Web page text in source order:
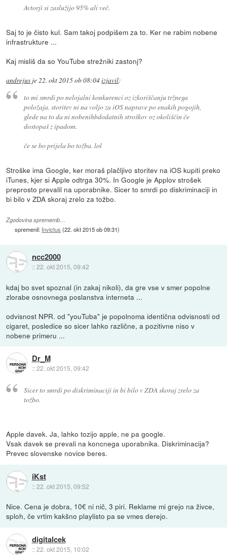
Avtorji si zaslužijo 95% ali več.
Saj to je čisto kul. Sam takoj podpišem za to. Ker ne rabim nobene
infrastrukture ...
Kaj misliš da so YouTube strežniki zastonj?
andrejus je22. okt 2015 ob 08:04izjavil:
to mi smrdi po nelojalni konkurenci oz izkoriščanju tržnega
položaja. storitev ni na voljo za iOS naprave po enakih pogojih,
glede na to da ni nobenihbdodatnih stroškov oz okoliščin če
dostopaš z ipadom.
če se bo prijela bo tožba. lol
Stroške ima Google, ker moraš plačljivo storitev na iOS kupiti preko
iTunes, kjer si Apple odtrga 30%. In Google je Applov strošek
preprosto prevalil na uporabnike. Sicer to smrdi po diskriminaciji in
bi bilo v ZDA skoraj zrelo za tožbo.
Zgodovina sprememb…
spremenil: Invictus (22. okt 2015 ob 09:31)
ncc2000
::22. okt 2015, 09:42
kdaj bo svet spoznal (in zakaj nikoli), da gre vse v smer popolne
zlorabe osnovnega poslanstva interneta ...
odvisnost NPR. od "youTuba" je popolnoma identična odvisnosti od
cigaret, posledice so sicer lahko različne, a pozitivne niso v
nobene primeru ...
Dr_M
::22. okt 2015, 09:42
Sicer to smrdi po diskriminaciji in bi bilo v ZDA skoraj zrelo za
tožbo.
Apple davek. Ja, lahko tozijo apple, ne pa google.
Vsak davek se prevali na koncnega uporabnika. Diskriminacija?
Prevec slovenske novice beres.
iKst
::22. okt 2015, 09:52
Nice. Cena je dobra, 10€ ni nič, 3 piri. Reklame mi grejo na živce,
sploh, če vrtim kakšno playlisto pa se vmes derejo.
digitalcek
::22. okt 2015, 10:02